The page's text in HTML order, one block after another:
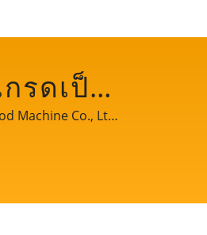
รดเป็น
อง CE,
Machine Co., Ltd.
นการผลิตเต้าหู้ให้
คุณ.